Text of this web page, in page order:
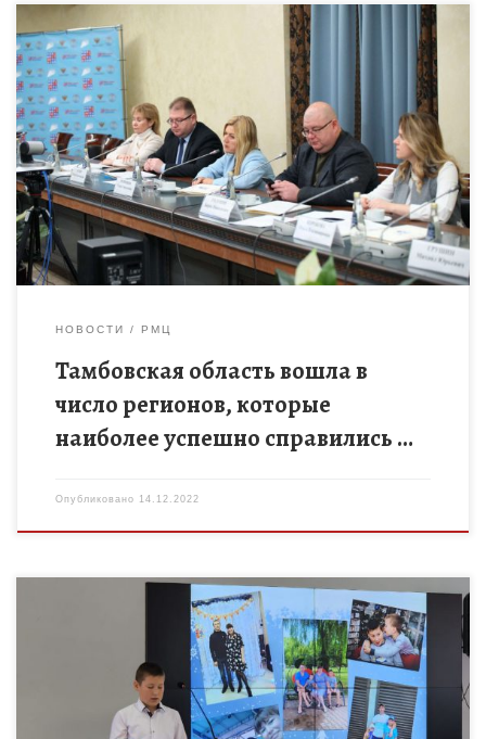
13 декабря 2022 года на площадке Общественной палаты
Российской Федерации состоялась пресс-конференции
итогов реализации создания новых мест дополнительного
образования детей в рамках федерального проекта «Успех […]
НОВОСТИ РМЦ
Тамбовская область вошла в
число регионов, которые
наиболее успешно справились …
Опубликовано 14.12.2022
Обучающиеся Токаревского РДДТ Яковлев Иван и
Хворостинина Евгения приняли участие в региональном
конкурсе юных журналистов «Волна коммуникации». Конкурс